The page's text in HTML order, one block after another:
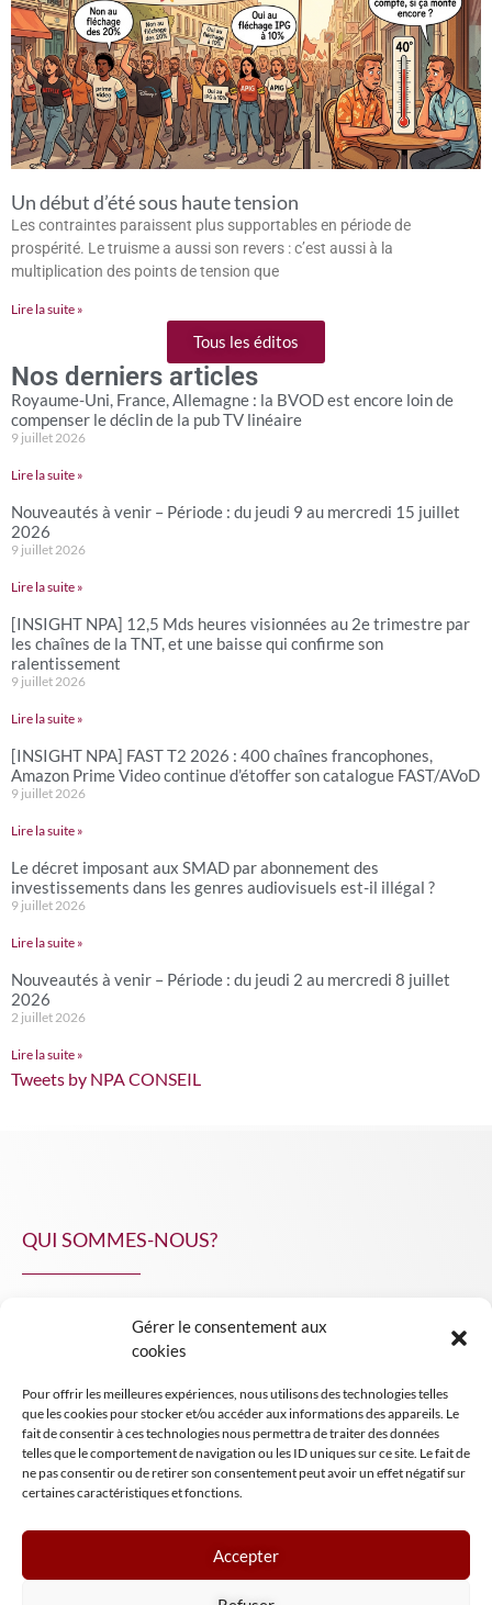
Gérer le consentement aux
cookies
Pour offrir les meilleures expériences, nous utilisons des technologies telles
que les cookies pour stocker et/ou accéder aux informations des appareils. Le
fait de consentir à ces technologies nous permettra de traiter des données
telles que le comportement de navigation ou les ID uniques sur ce site. Le fait de
ne pas consentir ou de retirer son consentement peut avoir un effet négatif sur
certaines caractéristiques et fonctions.
Accepter
Un début d’été sous haute tension
Les contraintes paraissent plus supportables en période de
prospérité. Le truisme a aussi son revers : c’est aussi à la
multiplication des points de tension que
Lire la suite »
Tous les éditos
Nos derniers articles
Royaume-Uni, France, Allemagne : la BVOD est encore loin de
compenser le déclin de la pub TV linéaire
9 juillet 2026
Lire la suite »
Nouveautés à venir – Période : du jeudi 9 au mercredi 15 juillet
2026
9 juillet 2026
Lire la suite »
[INSIGHT NPA] 12,5 Mds heures visionnées au 2e trimestre par
les chaînes de la TNT, et une baisse qui confirme son
ralentissement
9 juillet 2026
Lire la suite »
[INSIGHT NPA] FAST T2 2026 : 400 chaînes francophones,
Amazon Prime Video continue d’étoffer son catalogue FAST/AVoD
9 juillet 2026
Lire la suite »
Le décret imposant aux SMAD par abonnement des
investissements dans les genres audiovisuels est-il illégal ?
9 juillet 2026
Lire la suite »
Nouveautés à venir – Période : du jeudi 2 au mercredi 8 juillet
2026
2 juillet 2026
Lire la suite »
Tweets by NPA CONSEIL
QUI SOMMES-NOUS?
INSIGHT NPA
Mentions légales